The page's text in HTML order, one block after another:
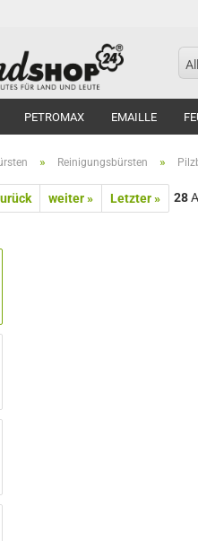
PETROMAX EMAILLE
» Reinigungsbürsten »
weiter » Letzter » 28